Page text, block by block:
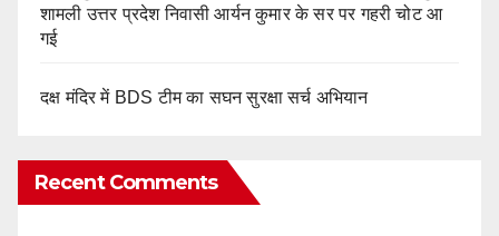
शामली उत्तर प्रदेश निवासी आर्यन कुमार के सर पर गहरी चोट आ
गई
दक्ष मंदिर में BDS टीम का सघन सुरक्षा सर्च अभियान
Recent Comments